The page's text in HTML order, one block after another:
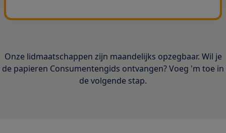
Onze lidmaatschappen zijn maandelijks opzegbaar. Wil je
de papieren Consumentengids ontvangen? Voeg 'm toe in
de volgende stap.